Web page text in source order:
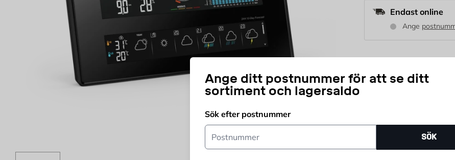
Ange ditt postnummer för att se ditt
sortiment och lagersaldo
Sök efter postnummer
Postnummer
SÖK
riktning, chillfaktor,
och total, UV-index,
Endast online
Ange
Delbetala ditt köp